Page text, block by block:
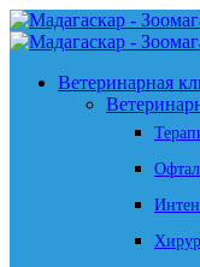
Ветеринарная